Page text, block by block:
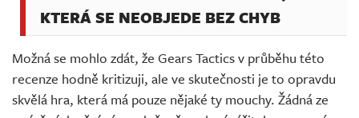
KTERÁ SE NEOBJEDE BEZ CHYB
Možná se mohlo zdát, že Gears Tactics v průběhu této
recenze hodně kritizuji, ale ve skutečnosti je to opravdu
skvělá hra, která má pouze nějaké ty mouchy. Žádná ze